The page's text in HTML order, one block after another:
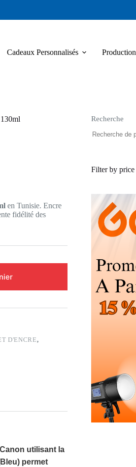
Cadeaux Personnalisés Production
en Tunisie. Encre
fidélité des
D'ENCRE,
utilisant la
permet
Recherche
Filter by price